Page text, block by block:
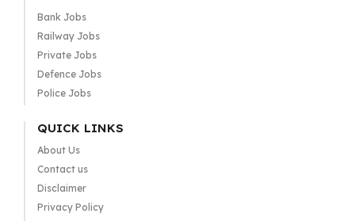
Bank Jobs
Railway Jobs
Private Jobs
Defence Jobs
Police Jobs
QUICK LINKS
About Us
Contact us
Disclaimer
Privacy Policy